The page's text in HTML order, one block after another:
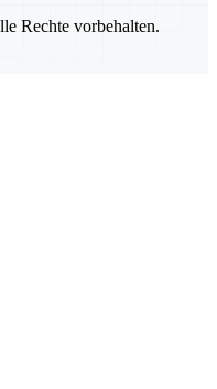
Rechte vorbehalten.